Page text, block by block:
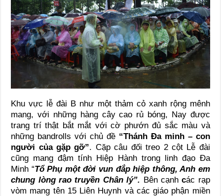
Khu vực lễ đài B như một thảm cỏ xanh rộng mênh
mang, với những hàng cây cao rủ bóng, Nay được
trang trí thật bắt mắt với cờ phướn đủ sắc màu và
những bandrolls với chủ đề “Thánh Đa minh – con
người của gặp gỡ”. Cặp câu đối treo 2 cột Lễ đài
cũng mang đậm tính Hiệp Hành trong linh đạo Đa
Minh “Tổ Phụ một đời vun đắp hiệp thông, Anh em
chung lòng rao truyền Chân lý”. Bên cạnhcác rạp
vòm mang tên 15 Liên Huynh và các giáo phận miền